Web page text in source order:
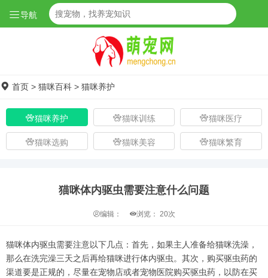
导航
首页 > 猫咪百科 > 猫咪养护
猫咪养护 猫咪训练 猫咪医疗
猫咪选购 猫咪美容 猫咪繁育
猫咪体内驱虫需要注意什么问题
编辑： 浏览： 20次
猫咪体内驱虫需要注意以下几点：首先，如果主人准备给猫咪洗澡，
那么在洗完澡三天之后再给猫咪进行体内驱虫。其次，购买驱虫药的
渠道要是正规的，尽量在宠物店或者宠物医院购买驱虫药，以防在买